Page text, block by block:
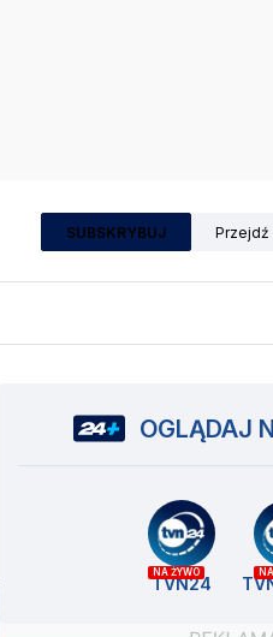
SUBSKRYBUJ Przejdź
OGLĄDAJ
NA ŻYWO
TVN24